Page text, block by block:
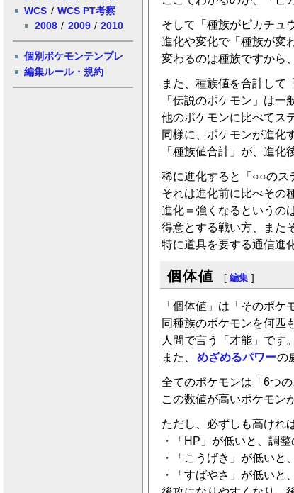
WCS / WCS PT考察
2008 / 2009 / 2010
個別ポケモンテンプレ
編集ルール・規約
そして「種族がピカチュ
進化や変化で「種族が変
変わるのは種族ですから
また、種族値を合計して
「伝説のポケモン」は一
他のポケモンに比べてス
同様に、ポケモンが進化
「種族値合計」が、進化
稀に進化すると「○○のス
それは進化前に比べその
進化＝強くなるというの
得意とする戦い方、また
特に道具を要する通信進
個体値 [ 編集 ]
「個体値」は「そのポケ
同種族のポケモンを何匹
人間で言う「才能」です
また、
めざめるパワーの
全てのポケモンは「6つ
この数値が高いポケモン
ただし、必ずしも高けれ
・「HP」が低いと、調
・「こうげき」が低いと
・「すばやさ」が低い